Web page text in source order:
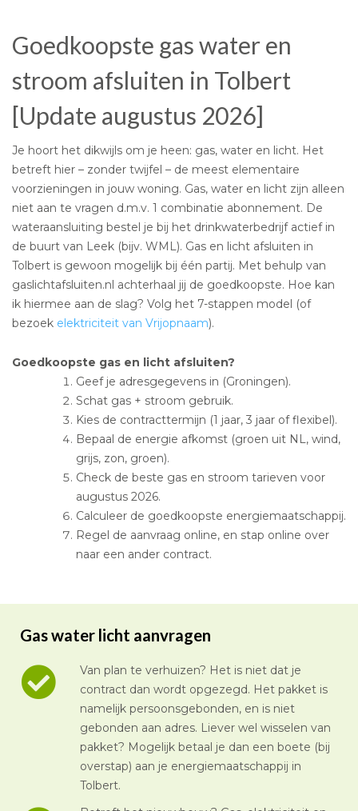
Goedkoopste gas water en
stroom afsluiten in Tolbert
[Update augustus 2026]
Je hoort het dikwijls om je heen: gas, water en licht. Het
betreft hier – zonder twijfel – de meest elementaire
voorzieningen in jouw woning. Gas, water en licht zijn alleen
niet aan te vragen d.m.v. 1 combinatie abonnement. De
wateraansluiting bestel je bij het drinkwaterbedrijf actief in
de buurt van Leek (bijv. WML). Gas en licht afsluiten in
Tolbert is gewoon mogelijk bij één partij. Met behulp van
gaslichtafsluiten.nl achterhaal jij de goedkoopste. Hoe kan
ik hiermee aan de slag? Volg het 7-stappen model (of
bezoek elektriciteit van Vrijopnaam).
Goedkoopste gas en licht afsluiten?
Geef je adresgegevens in (Groningen).
Schat gas + stroom gebruik.
Kies de contracttermijn (1 jaar, 3 jaar of flexibel).
Bepaal de energie afkomst (groen uit NL, wind,
grijs, zon, groen).
Check de beste gas en stroom tarieven voor
augustus 2026.
Calculeer de goedkoopste energiemaatschappij.
Regel de aanvraag online, en stap online over
naar een ander contract.
Gas water licht aanvragen
Van plan te verhuizen? Het is niet dat je
contract dan wordt opgezegd. Het pakket is
namelijk persoonsgebonden, en is niet
gebonden aan adres. Liever wel wisselen van
pakket? Mogelijk betaal je dan een boete (bij
overstap) aan je energiemaatschappij in
Tolbert.